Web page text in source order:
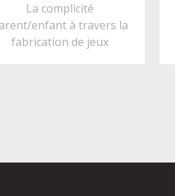
La complicité
enfant à travers la
fabrication de jeux